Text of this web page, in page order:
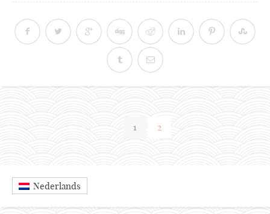
1 2
Nederlands